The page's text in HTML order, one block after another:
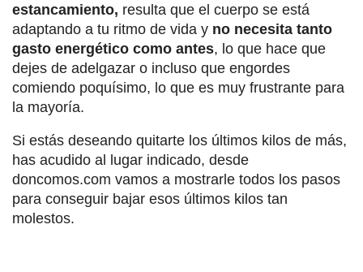
estancamiento, resulta que el cuerpo se está
adaptando a tu ritmo de vida y no necesita tanto
gasto energético como antes, lo que hace que
dejes de adelgazar o incluso que engordes
comiendo poquísimo, lo que es muy frustrante para
la mayoría.
Si estás deseando quitarte los últimos kilos de más,
has acudido al lugar indicado, desde
doncomos.com vamos a mostrarle todos los pasos
para conseguir bajar esos últimos kilos tan
molestos.